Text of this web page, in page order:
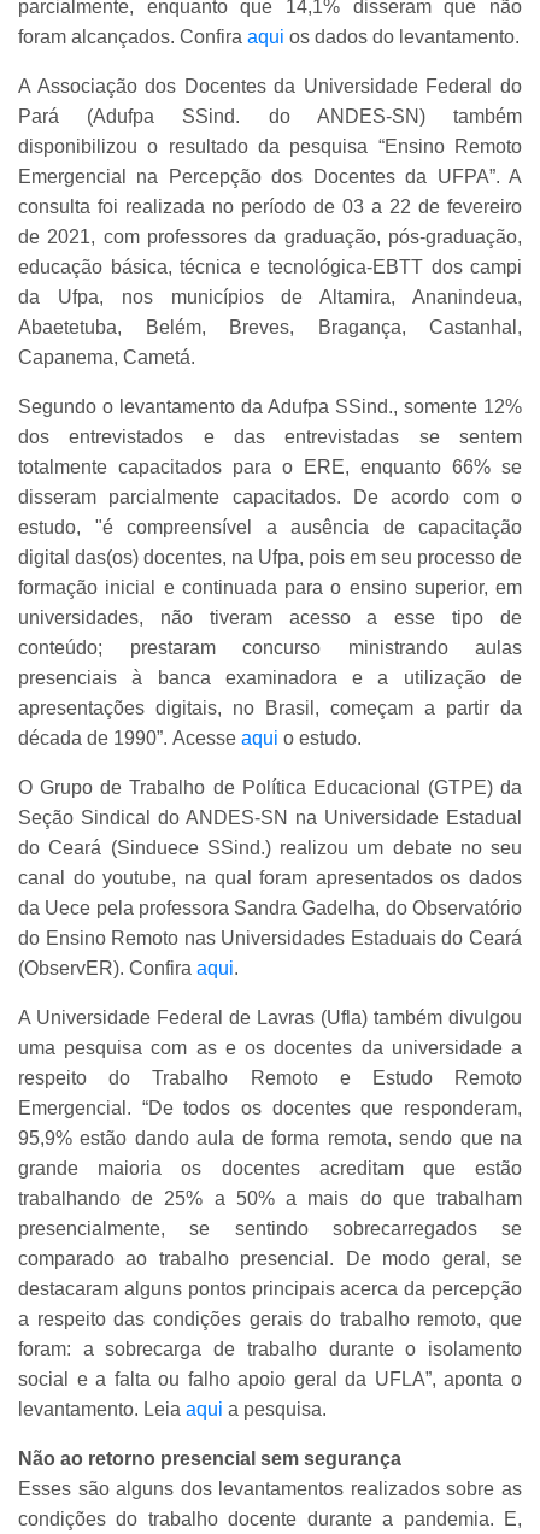
parcialmente, enquanto que 14,1% disseram que não
foram alcançados. Confira aqui os dados do levantamento.
A Associação dos Docentes da Universidade Federal do
Pará (Adufpa SSind. do ANDES-SN) também
disponibilizou o resultado da pesquisa “Ensino Remoto
Emergencial na Percepção dos Docentes da UFPA”. A
consulta foi realizada no período de 03 a 22 de fevereiro
de 2021, com professores da graduação, pós-graduação,
educação básica, técnica e tecnológica-EBTT dos campi
da Ufpa, nos municípios de Altamira, Ananindeua,
Abaetetuba, Belém, Breves, Bragança, Castanhal,
Capanema, Cametá.
Segundo o levantamento da Adufpa SSind., somente 12%
dos entrevistados e das entrevistadas se sentem
totalmente capacitados para o ERE, enquanto 66% se
disseram parcialmente capacitados. De acordo com o
estudo, "é compreensível a ausência de capacitação
digital das(os) docentes, na Ufpa, pois em seu processo de
formação inicial e continuada para o ensino superior, em
universidades, não tiveram acesso a esse tipo de
conteúdo; prestaram concurso ministrando aulas
presenciais à banca examinadora e a utilização de
apresentações digitais, no Brasil, começam a partir da
década de 1990”. Acesse aqui o estudo.
O Grupo de Trabalho de Política Educacional (GTPE) da
Seção Sindical do ANDES-SN na Universidade Estadual
do Ceará (Sinduece SSind.) realizou um debate no seu
canal do youtube, na qual foram apresentados os dados
da Uece pela professora Sandra Gadelha, do Observatório
do Ensino Remoto nas Universidades Estaduais do Ceará
(ObservER). Confira aqui.
A Universidade Federal de Lavras (Ufla) também divulgou
uma pesquisa com as e os docentes da universidade a
respeito do Trabalho Remoto e Estudo Remoto
Emergencial. “De todos os docentes que responderam,
95,9% estão dando aula de forma remota, sendo que na
grande maioria os docentes acreditam que estão
trabalhando de 25% a 50% a mais do que trabalham
presencialmente, se sentindo sobrecarregados se
comparado ao trabalho presencial. De modo geral, se
destacaram alguns pontos principais acerca da percepção
a respeito das condições gerais do trabalho remoto, que
foram: a sobrecarga de trabalho durante o isolamento
social e a falta ou falho apoio geral da UFLA”, aponta o
levantamento. Leia aqui a pesquisa.
Não ao retorno presencial sem segurança
Esses são alguns dos levantamentos realizados sobre as
condições do trabalho docente durante a pandemia. E,